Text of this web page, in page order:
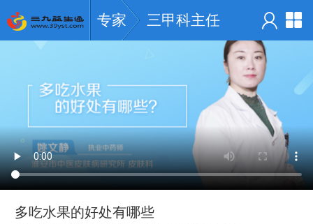
专家 三甲科主任
多吃水果的好处有哪些